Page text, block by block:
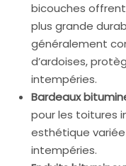
bicouches
plus grande
généralement
d’ardoises,
intempéries.
Bardeaux
pour les toitures
esthétique
intempéries.